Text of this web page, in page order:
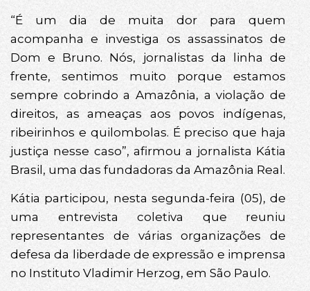
“É um dia de muita dor para quem
acompanha e investiga os assassinatos de
Dom e Bruno. Nós, jornalistas da linha de
frente, sentimos muito porque estamos
sempre cobrindo a Amazônia, a violação de
direitos, as ameaças aos povos indígenas,
ribeirinhos e quilombolas. É preciso que haja
justiça nesse caso”, afirmou a jornalista Kátia
Brasil, uma das fundadoras da Amazônia Real.
Kátia participou, nesta segunda-feira (05), de
uma entrevista coletiva que reuniu
representantes de várias organizações de
defesa da liberdade de expressão e imprensa
no Instituto Vladimir Herzog, em São Paulo.